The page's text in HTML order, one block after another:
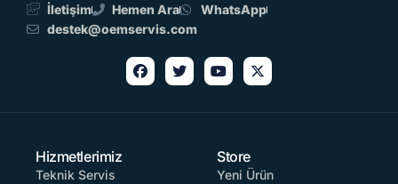
İletişim Hemen Ara
WhatsApp
destek@oemservis.com
Hizmetlerimiz
Teknik Servis
Store
Yeni Ürün